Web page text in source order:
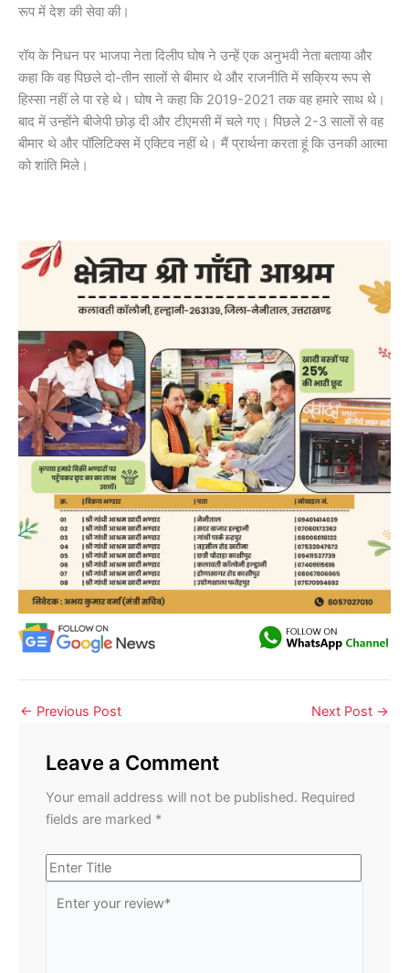
रूप में देश की सेवा की।
रॉय के निधन पर भाजपा नेता दिलीप घोष ने उन्हें एक अनुभवी नेता बताया और
कहा कि वह पिछले दो-तीन सालों से बीमार थे और राजनीति में सक्रिय रूप से
हिस्सा नहीं ले पा रहे थे। घोष ने कहा कि 2019-2021 तक वह हमारे साथ थे।
बाद में उन्होंने बीजेपी छोड़ दी और टीएमसी में चले गए। पिछले 2-3 सालों से वह
बीमार थे और पॉलिटिक्स में एक्टिव नहीं थे। मैं प्रार्थना करता हूं कि उनकी आत्मा
को शांति मिले।
← Previous Post Next Post →
Leave a Comment
Your email address will not be published. Required
fields are marked *